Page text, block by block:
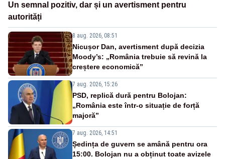
Un semnal pozitiv, dar și un avertisment pentru
autorități
8 aug. 2026, 08:51
Nicușor Dan, avertisment după decizia
Moody’s: „România trebuie să revină la
creștere economică”
7 aug. 2026, 15:26
PSD, replică dură pentru Bolojan:
„România este într-o situație de forță
majoră”
7 aug. 2026, 14:51
Ședința de guvern se amână pentru ora
15:00. Bolojan nu a obținut toate avizele